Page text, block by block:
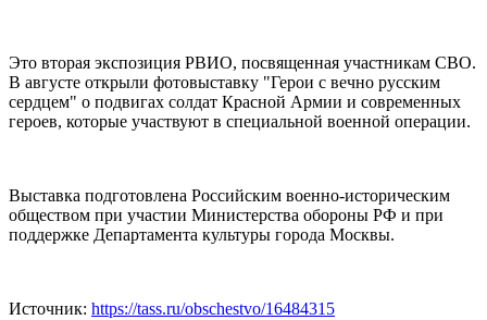
Это вторая экспозиция РВИО, посвященная участникам СВО.
В августе открыли фотовыставку "Герои с вечно русским
сердцем" о подвигах солдат Красной Армии и современных
героев, которые участвуют в специальной военной операции.
Выставка подготовлена Российским военно-историческим
обществом при участии Министерства обороны РФ и при
поддержке Департамента культуры города Москвы.
Источник: https://tass.ru/obschestvo/16484315